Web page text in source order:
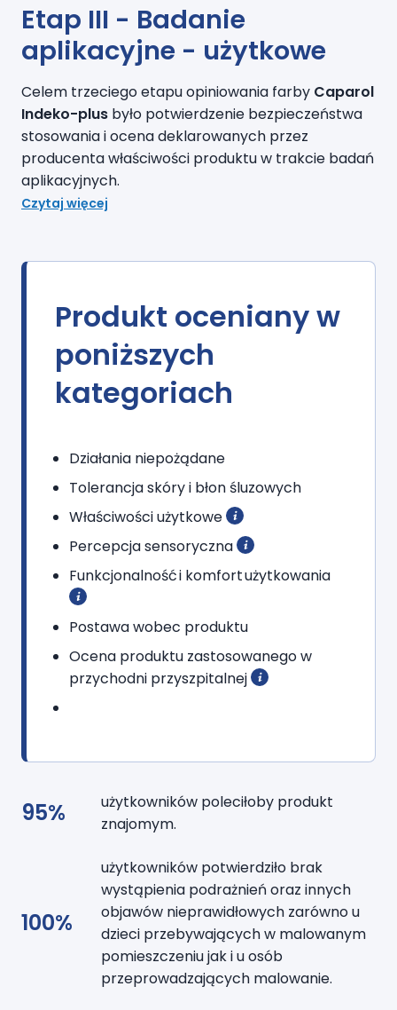
Etap III - Badanie
aplikacyjne - użytkowe
Celem trzeciego etapu opiniowania farby Caparol
Indeko-plus było potwierdzenie bezpieczeństwa
stosowania i ocena deklarowanych przez
producenta właściwości produktu w trakcie badań
aplikacyjnych.
Czytaj więcej
Produkt oceniany w
poniższych
kategoriach
Działania niepożądane
Tolerancja skóry i błon śluzowych
Właściwości użytkowe
Percepcja sensoryczna
Funkcjonalność i komfort użytkowania
Postawa wobec produktu
Ocena produktu zastosowanego w
przychodni przyszpitalnej
95%
użytkowników poleciłoby produkt
znajomym.
100%
użytkowników potwierdziło brak
wystąpienia podrażnień oraz innych
objawów nieprawidłowych zarówno u
dzieci przebywających w malowanym
pomieszczeniu jak i u osób
przeprowadzających malowanie.